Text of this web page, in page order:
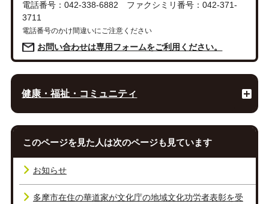
電話番号：042-338-6882 ファクシミリ番号：042-371-
3711
電話番号のかけ間違いにご注意ください
お問い合わせは専用フォームをご利用ください。
健康・福祉・コミュニティ
このページを見た人は次のページも見ています
お知らせ
多摩市在住の華道家が文化庁の地域文化功労者表彰を受